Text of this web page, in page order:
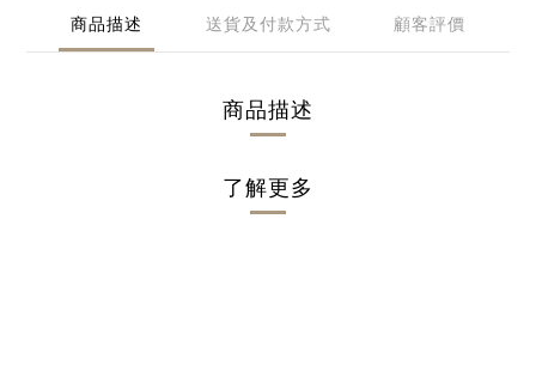
商品描述 送貨及付款方式 顧客評價
商品描述
了解更多